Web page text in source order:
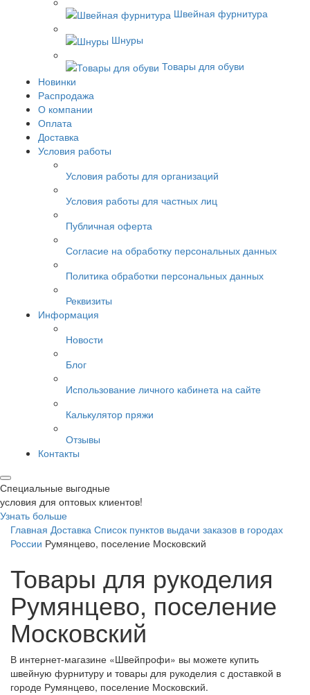
Швейная фурнитура
Шнуры
Товары для обуви
Новинки
Распродажа
О компании
Оплата
Доставка
Условия работы
Условия работы для организаций
Условия работы для частных лиц
Публичная оферта
Согласие на обработку персональных данных
Политика обработки персональных данных
Реквизиты
Информация
Новости
Блог
Использование личного кабинета на сайте
Калькулятор пряжи
Отзывы
Контакты
Специальные выгодные
условия для оптовых клиентов!
Узнать больше
Главная Доставка Список пунктов выдачи заказов в городах
России Румянцево, поселение Московский
Товары для рукоделия
Румянцево, поселение
Московский
В интернет-магазине «Швейпрофи» вы можете купить
швейную фурнитуру и товары для рукоделия с доставкой в
городе Румянцево, поселение Московский.